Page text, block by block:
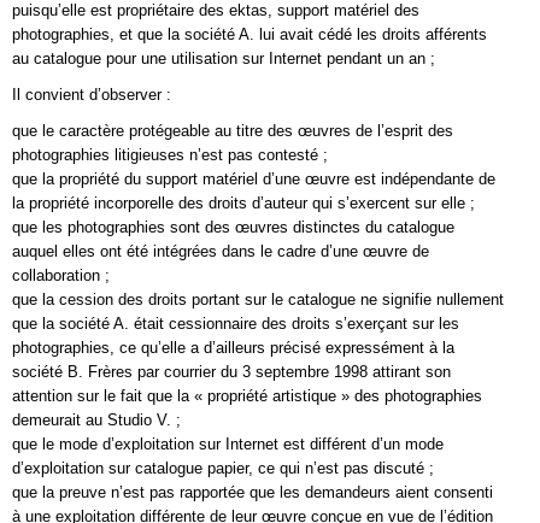
puisqu’elle est propriétaire des ektas, support matériel des
photographies, et que la société A. lui avait cédé les droits afférents
au catalogue pour une utilisation sur Internet pendant un an ;
Il convient d’observer :
que le caractère protégeable au titre des œuvres de l’esprit des
photographies litigieuses n’est pas contesté ;
que la propriété du support matériel d’une œuvre est indépendante de
la propriété incorporelle des droits d’auteur qui s’exercent sur elle ;
que les photographies sont des œuvres distinctes du catalogue
auquel elles ont été intégrées dans le cadre d’une œuvre de
collaboration ;
que la cession des droits portant sur le catalogue ne signifie nullement
que la société A. était cessionnaire des droits s’exerçant sur les
photographies, ce qu’elle a d’ailleurs précisé expressément à la
société B. Frères par courrier du 3 septembre 1998 attirant son
attention sur le fait que la « propriété artistique » des photographies
demeurait au Studio V. ;
que le mode d’exploitation sur Internet est différent d’un mode
d’exploitation sur catalogue papier, ce qui n’est pas discuté ;
que la preuve n’est pas rapportée que les demandeurs aient consenti
à une exploitation différente de leur œuvre conçue en vue de l’édition